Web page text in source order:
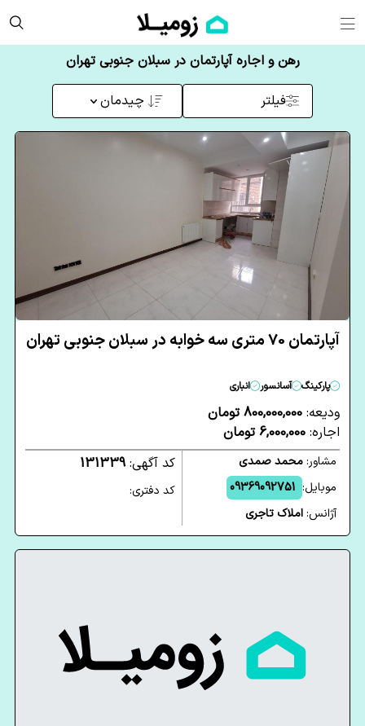
رهن و اجاره آپارتمان در سبلان جنوبی تهران
فیلتر چیدمان
آپارتمان 70 متری سه خوابه در سبلان جنوبی تهران
پارکینگ آسانسور انباری
ودیعه: 800,000,000 تومان
اجاره: 6,000,000 تومان
مشاور:محمد صمدی
موبایل: 09369092751
آژانس:املاک تاجری
کد آگهی:131339
کد دفتری: